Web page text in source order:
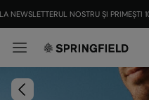
NEWSLETTERUL NOSTRU ȘI PRIMEȘTI